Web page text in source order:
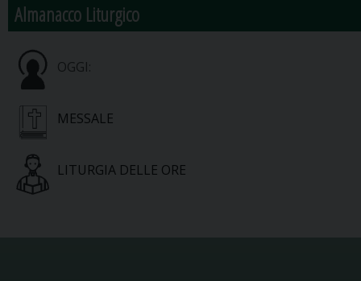
Almanacco Liturgico
OGGI:
MESSALE
LITURGIA DELLE ORE